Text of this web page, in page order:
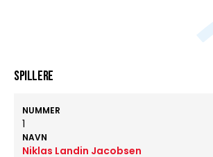
Spillere
NUMMER
1
NAVN
Niklas Landin Jacobsen